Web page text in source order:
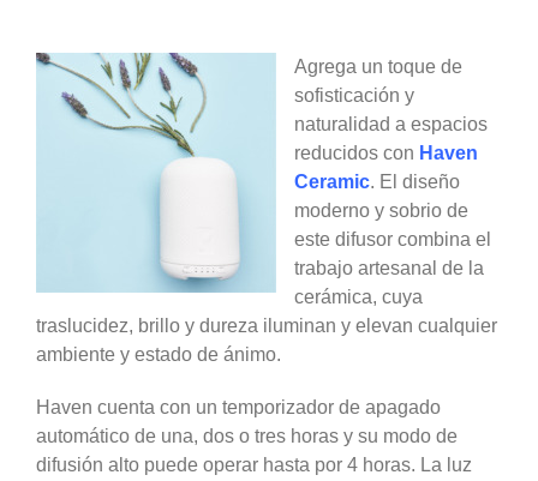
Agrega un toque de
sofisticación y
naturalidad a espacios
reducidos con Haven
Ceramic. El diseño
moderno y sobrio de
este difusor combina el
trabajo artesanal de la
cerámica, cuya
traslucidez, brillo y dureza iluminan y elevan cualquier
ambiente y estado de ánimo.
Haven cuenta con un temporizador de apagado
automático de una, dos o tres horas y su modo de
difusión alto puede operar hasta por 4 horas. La luz